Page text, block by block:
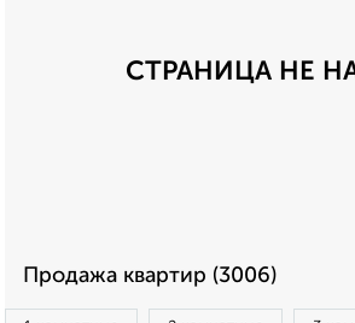
СТРАНИЦА НЕ
Продажа квартир (3006)